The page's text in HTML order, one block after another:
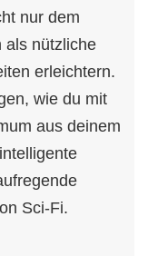
nur dem
als nützliche
erleichtern.
wie du mit
aus deinem
Sci-Fi.